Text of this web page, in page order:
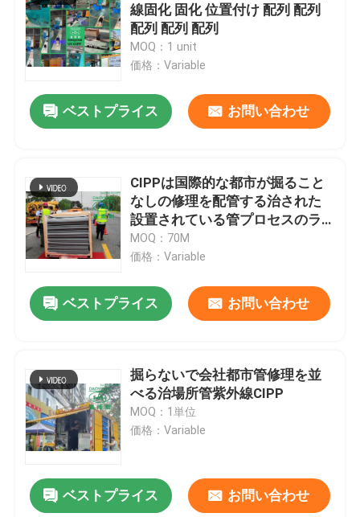
線固化 固化 位置付け 配列 配列
配列 配列 配列
MOQ：1 unit
価格：Variable
ベストプライス お問い合わせ
CIPPは国際的な都市が掘ること
なしの修理を配管する治された
設置されている管プロセスのラ
イニングをぬらす
MOQ：70M
価格：Variable
ベストプライス お問い合わせ
掘らないで会社都市管修理を並
べる治場所管紫外線CIPP
MOQ：1単位
価格：Variable
ベストプライス お問い合わせ